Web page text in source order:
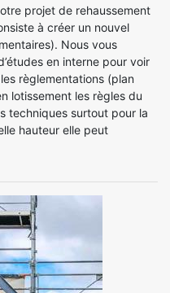
projet de rehaussement
à créer un nouvel
Nous vous
en interne pour voir
règlementations (plan
lotissement les règles du
techniques surtout pour la
hauteur elle peut